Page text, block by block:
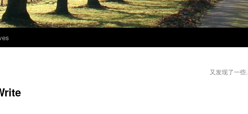
又发现了一些.